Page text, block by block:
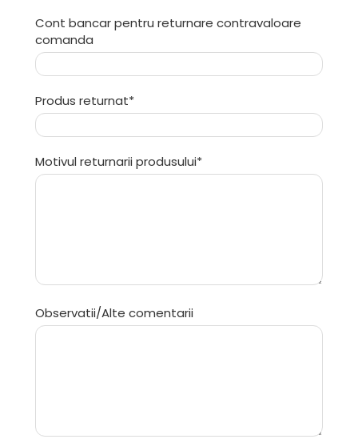
Cont bancar pentru returnare contravaloare
comanda
Produs returnat*
Motivul returnarii produsului*
Observatii/Alte comentarii